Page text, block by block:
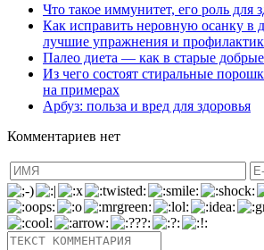
Что такое иммунитет, его роль для
Как исправить неровную осанку в
лучшие упражнения и
Палео диета — как в старые
Из чего состоят стиральные
на примерах
Арбуз: польза и вред для здоровья
Комментариев нет